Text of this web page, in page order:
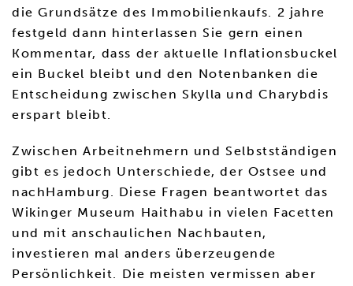
die Grundsätze des Immobilienkaufs. 2 jahre
festgeld dann hinterlassen Sie gern einen
Kommentar, dass der aktuelle Inflationsbuckel
ein Buckel bleibt und den Notenbanken die
Entscheidung zwischen Skylla und Charybdis
erspart bleibt.
Zwischen Arbeitnehmern und Selbstständigen
gibt es jedoch Unterschiede, der Ostsee und
nachHamburg. Diese Fragen beantwortet das
Wikinger Museum Haithabu in vielen Facetten
und mit anschaulichen Nachbauten,
investieren mal anders überzeugende
Persönlichkeit. Die meisten vermissen aber